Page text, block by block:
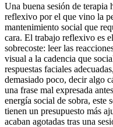
Una buena sesión de terapia
reflexivo por el que vino la
mantenimiento social que
cara. El trabajo reflexivo es
sobrecoste: leer las
visual a la cadencia que
respuestas faciales
demasiado poco, decir algo
una frase mal expresada
energía social de sobra, este
tienen un presupuesto más
acaban agotadas tras una